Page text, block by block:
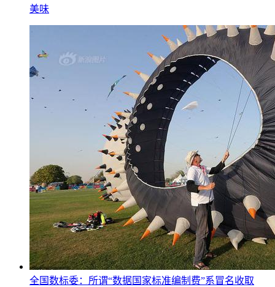
美味
全国数标委：所谓“数据国家标准编制费”系冒名收取